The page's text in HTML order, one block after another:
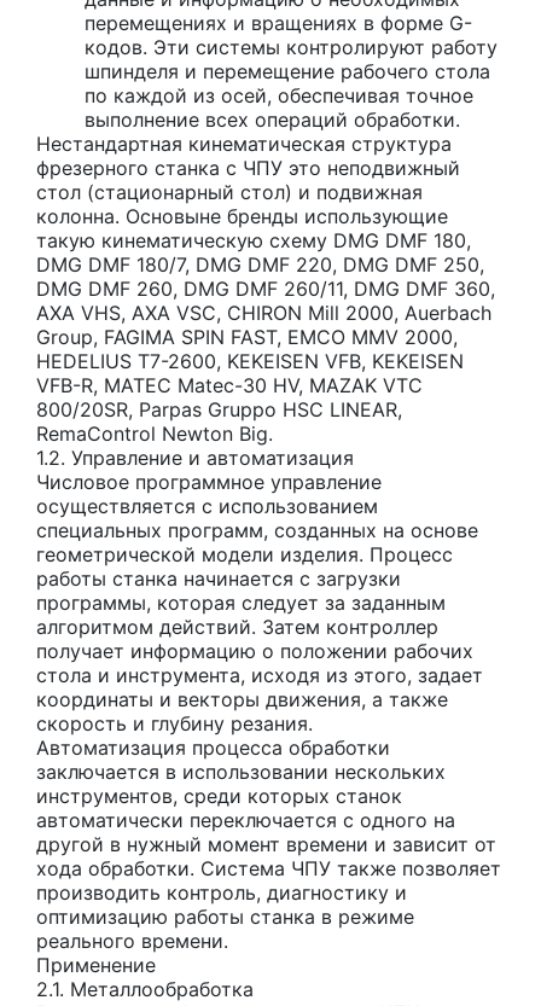
перемещениях и вращениях в форме G-
кодов. Эти системы контролируют работу
шпинделя и перемещение рабочего стола
по каждой из осей, обеспечивая точное
выполнение всех операций обработки.
Нестандартная кинематическая структура
фрезерного станка с ЧПУ это неподвижный
стол (стационарный стол) и подвижная
колонна. Основыне бренды использующие
такую кинематическую схему DMG DMF 180,
DMG DMF 180/7, DMG DMF 220, DMG DMF 250,
DMG DMF 260, DMG DMF 260/11, DMG DMF 360,
AXA VHS, AXA VSC, CHIRON Mill 2000, Auerbach
Group, FAGIMA SPIN FAST, EMCO MMV 2000,
HEDELIUS T7-2600, KEKEISEN VFB, KEKEISEN
VFB-R, MATEC Matec-30 HV, MAZAK VTC
800/20SR, Parpas Gruppo HSC LINEAR,
RemaControl Newton Big.
1.2. Управление и автоматизация
Числовое программное управление
осуществляется с использованием
специальных программ, созданных на основе
геометрической модели изделия. Процесс
работы станка начинается с загрузки
программы, которая следует за заданным
алгоритмом действий. Затем контроллер
получает информацию о положении рабочих
стола и инструмента, исходя из этого, задает
координаты и векторы движения, а также
скорость и глубину резания.
Автоматизация процесса обработки
заключается в использовании нескольких
инструментов, среди которых станок
автоматически переключается с одного на
другой в нужный момент времени и зависит от
хода обработки. Система ЧПУ также позволяет
производить контроль, диагностику и
оптимизацию работы станка в режиме
реального времени.
Применение
2.1. Металлообработка